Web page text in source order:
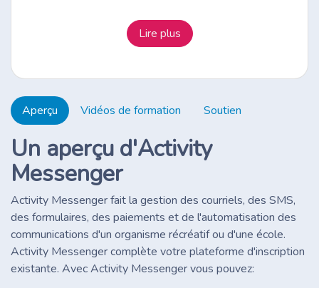
Lire plus
Aperçu Vidéos de formation Soutien
Un aperçu d'Activity
Messenger
Activity Messenger fait la gestion des courriels, des SMS,
des formulaires, des paiements et de l'automatisation des
communications d'un organisme récréatif ou d'une école.
Activity Messenger complète votre plateforme d'inscription
existante. Avec Activity Messenger vous pouvez: